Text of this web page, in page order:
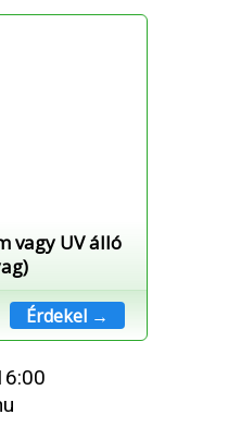
vagy UV álló
Érdekel →